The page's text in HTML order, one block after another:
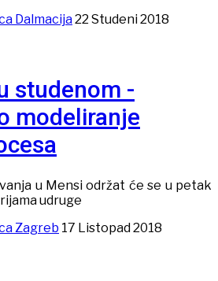
Dalmacija22 Studeni 2018
studenom -
modeliranje
u Mensi održat će se u petak
udruge
Zagreb 17 Listopad 2018